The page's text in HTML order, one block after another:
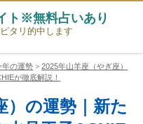
ト※無料占いあり
タリ的中します
年の運勢 >2025年山羊座（やぎ座）
が徹底解説！
）の運勢｜新た